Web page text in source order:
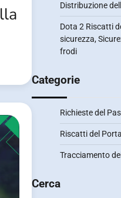
Distribuzione
Dota 2 Riscatti
sicurezza,
frodi
Categorie
Richieste del
Riscatti del
Tracciamento
Cerca